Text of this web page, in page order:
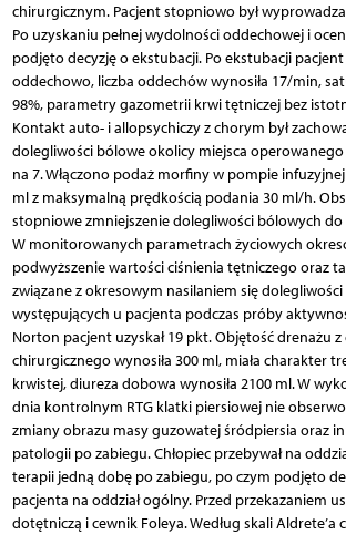
chirurgicznym. Pacjent stopniowo był
Po uzyskaniu pełnej wydolności oddechowej i
podjęto decyzję o ekstubacji. Po ekstubacji
oddechowo, liczba oddechów wynosiła 17/min,
98%, parametry gazometrii krwi tętniczej bez
Kontakt auto- i allopsychiczy z chorym był
dolegliwości bólowe okolicy miejsca operowanego
na 7. Włączono podaż morfiny w pompie
ml z maksymalną prędkością podania 30 ml/h.
stopniowe zmniejszenie dolegliwości bólowych do
W monitorowanych parametrach życiowych
podwyższenie wartości ciśnienia tętniczego oraz
związane z okresowym nasilaniem się
występujących u pacjenta podczas próby
Norton pacjent uzyskał 19 pkt. Objętość drenażu
chirurgicznego wynosiła 300 ml, miała charakter
krwistej, diureza dobowa wynosiła 2100 ml. W
dnia kontrolnym RTG klatki piersiowej nie
zmiany obrazu masy guzowatej śródpiersia oraz
patologii po zabiegu. Chłopiec przebywał na
terapii jedną dobę po zabiegu, po czym podjęto
pacjenta na oddział ogólny. Przed przekazaniem
dotętniczą i cewnik Foleya. Według skali Aldrete’a